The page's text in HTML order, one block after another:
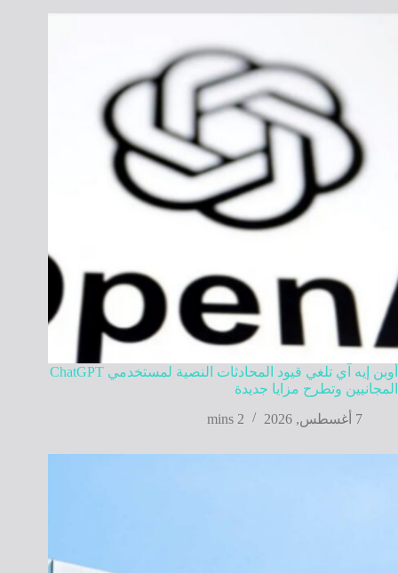
أوبن إيه آي تلغي قيود المحادثات النصية لمستخدمي ChatGPT
المجانيين وتطرح مزايا جديدة
7 أغسطس, 2026
2 mins